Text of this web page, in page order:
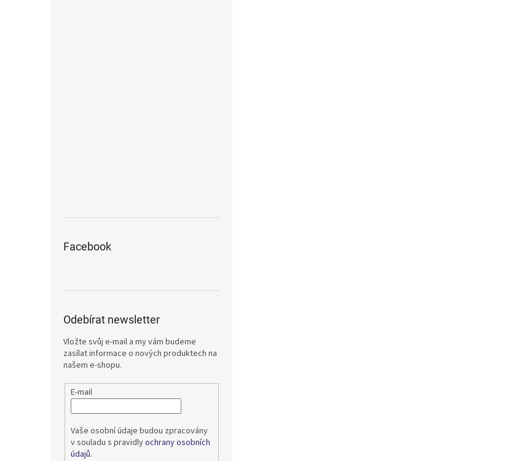
Facebook
Odebírat newsletter
Vložte svůj e-mail a my vám budeme
zasílat informace o nových produktech na
našem e-shopu.
E-mail
Vaše osobní údaje budou zpracovány
v souladu s pravidlyochrany osobních
údajů.